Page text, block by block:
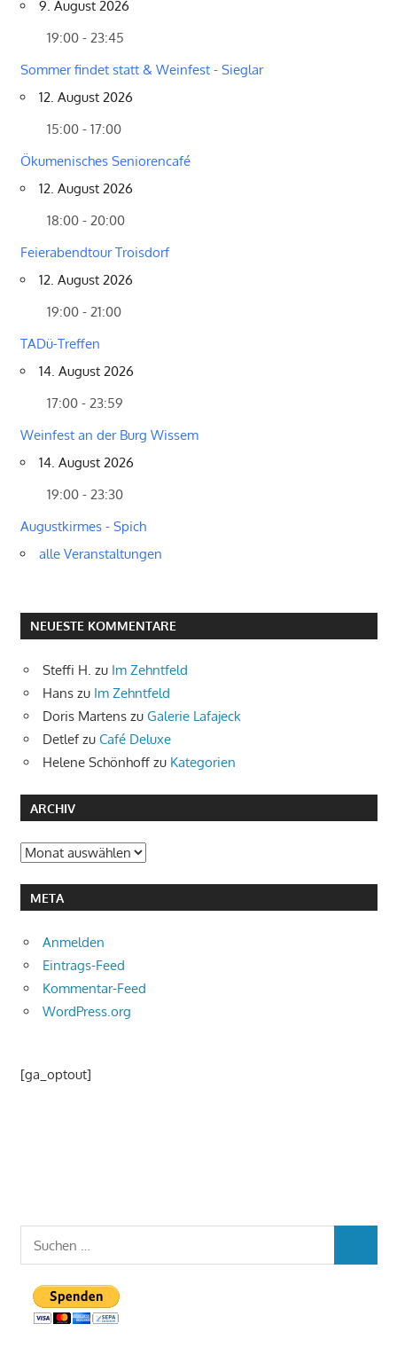
9. August 2026
19:00 - 23:45
Sommer findet statt & Weinfest - Sieglar
12. August 2026
15:00 - 17:00
Ökumenisches Seniorencafé
12. August 2026
18:00 - 20:00
Feierabendtour Troisdorf
12. August 2026
19:00 - 21:00
TADü-Treffen
14. August 2026
17:00 - 23:59
Weinfest an der Burg Wissem
14. August 2026
19:00 - 23:30
Augustkirmes - Spich
alle Veranstaltungen
NEUESTE KOMMENTARE
Steffi H. zu Im Zehntfeld
Hans zu Im Zehntfeld
Doris Martens zu Galerie Lafajeck
Detlefzu Café Deluxe
Helene Schönhoff zu Kategorien
ARCHIV
Archiv
META
Anmelden
Eintrags-Feed
Kommentar-Feed
WordPress.org
[ga_optout]